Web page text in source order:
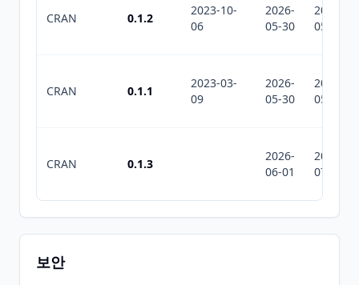
CRAN 0.1.2
2023-10-
06
2026-
05-30
2026-
05-30
CRAN 0.1.1
2023-03-
09
2026-
05-30
2026-
05-30
CRAN 0.1.3
2026-
06-01
2026-
07-10
보안